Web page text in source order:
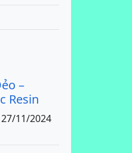
–
Resin
27/11/2024